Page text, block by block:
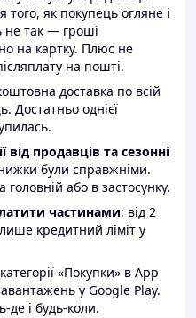
як покупець огляне і
так — гроші
на картку. Плюс не
на пошті.
доставка по всій
Достатньо однієї
від продавців та сезонні
були справжніми.
або в застосунку.
частинами: від 2
кредитний ліміт у
«Покупки» в App
у Google Play.
де і будь-коли.